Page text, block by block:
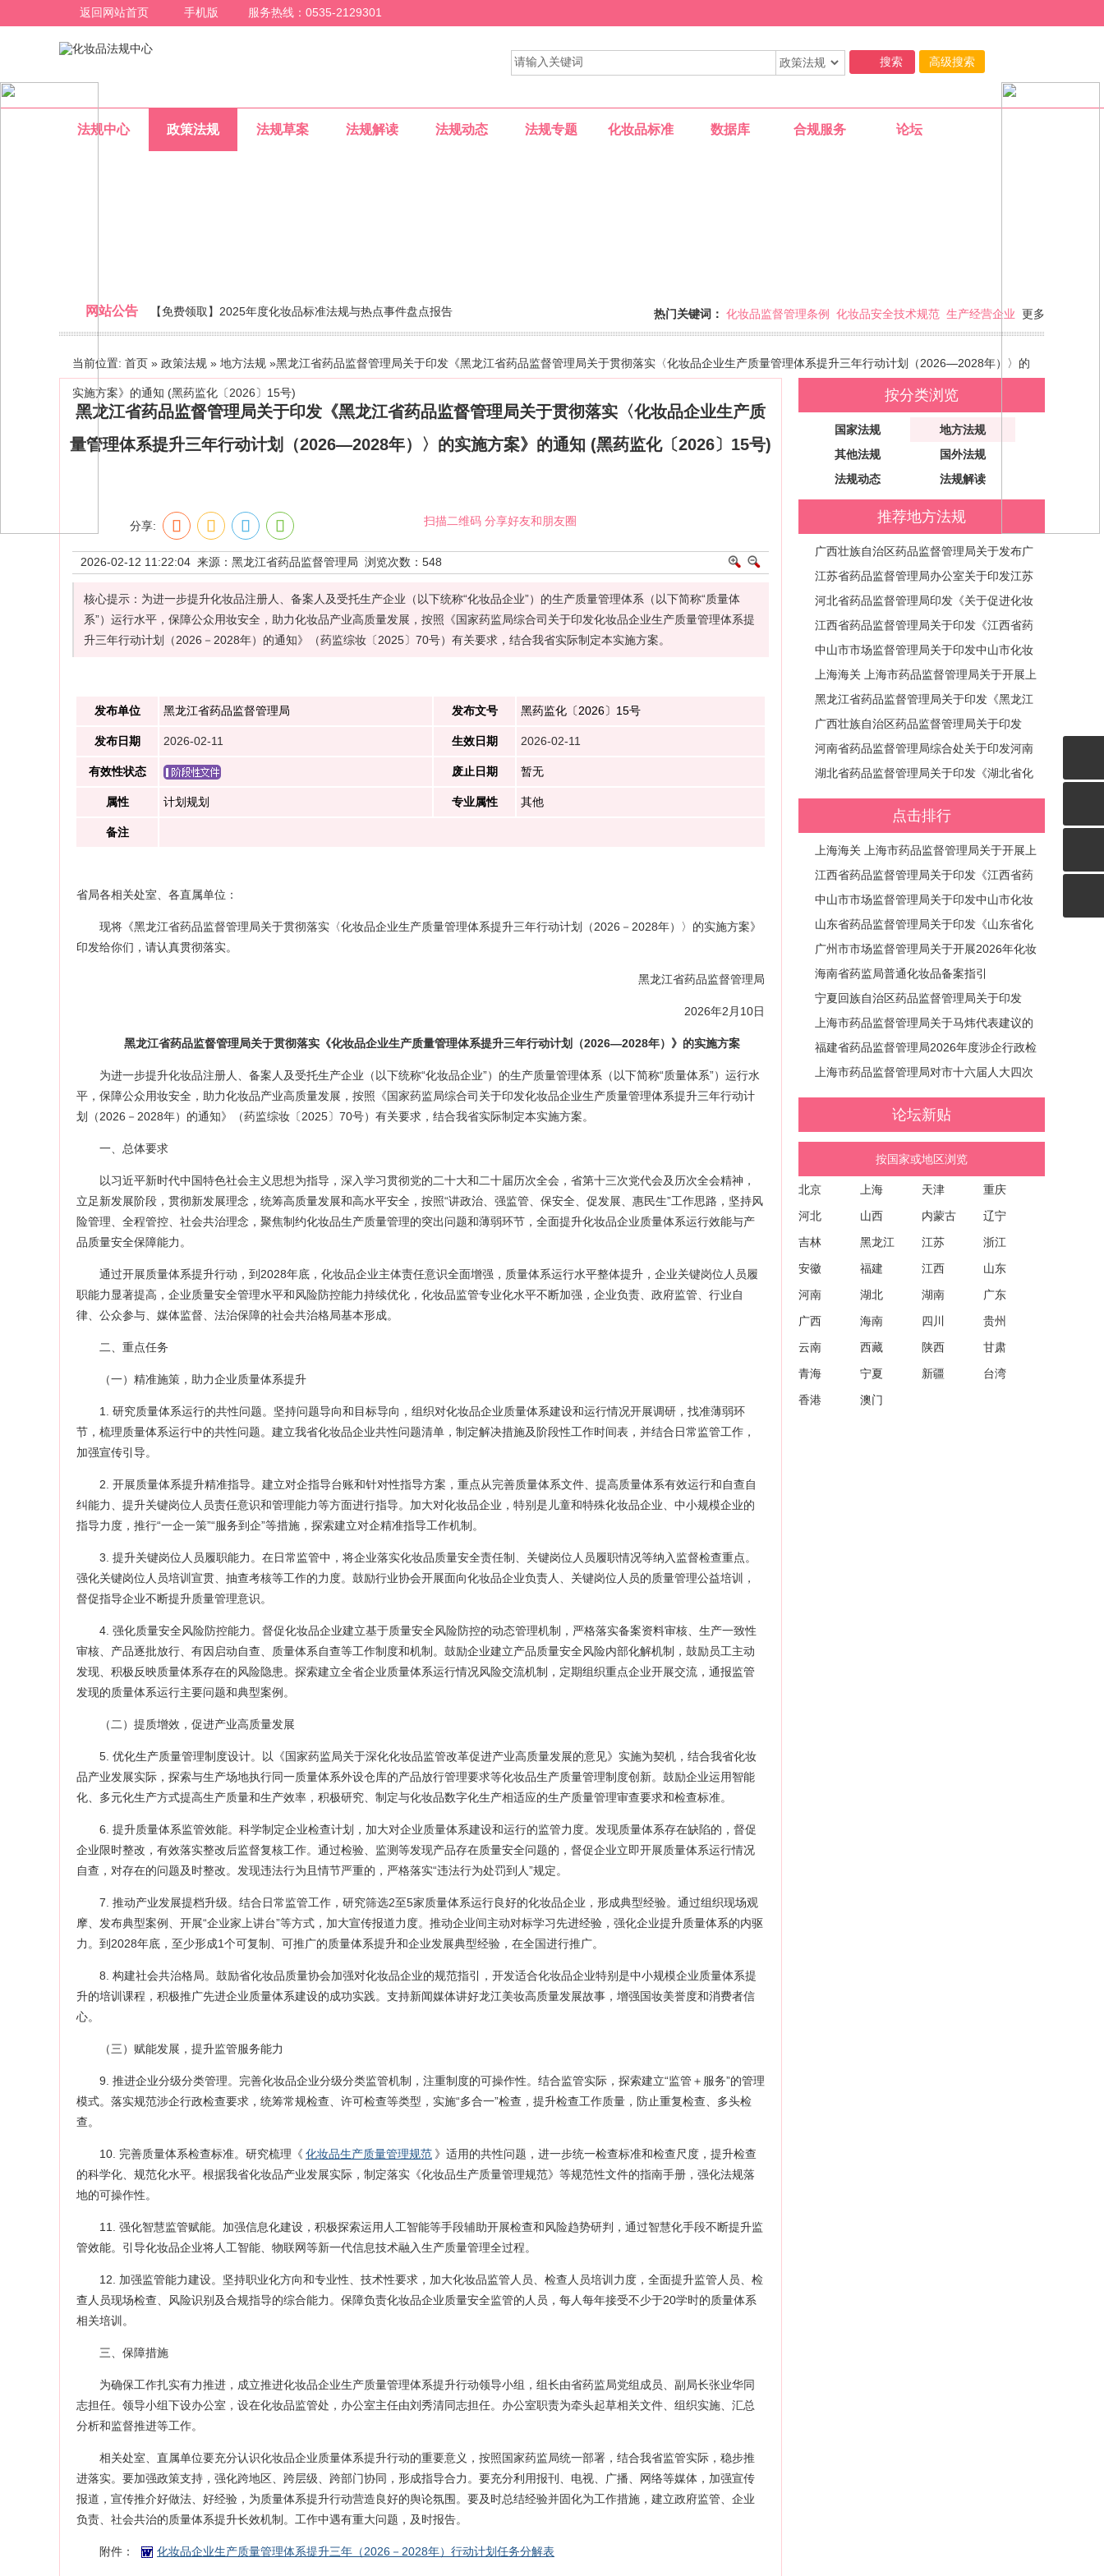
返回网站首页 手机版 服务热线：0535-2129301
高级搜索
法规中心 政策法规 法规草案 法规解读 法规动态 法规专题 化妆品标准 数据库 合规服务 论坛
网站公告 02-25
【免费领取】2025年度化妆品标准法规与热点事件盘点报告 热门关键词： 化妆品监督管理条例 化妆品安全技术规范 生产经营企业 更多
当前位置: 首页 » 政策法规 » 地方法规 »黑龙江省药品监督管理局关于印发《黑龙江省药品监督管理局关于贯彻落实〈化妆品企业生产质量管理体系提升三年行动计划（2026—2028年）〉的
实施方案》的通知 (黑药监化〔2026〕15号)
黑龙江省药品监督管理局关于印发《黑龙江省药品监督管理局关于贯彻落实〈化妆品企业生产质
量管理体系提升三年行动计划（2026—2028年）〉的实施方案》的通知 (黑药监化〔2026〕15号)
分享: 扫描二维码 分享好友和朋友圈
2026-02-12 11:22:04 来源： 黑龙江省药品监督管理局 浏览次数： 548
核心提示：为进一步提升化妆品注册人、备案人及受托生产企业（以下统称“化妆品企业”）的生产质量管理体系（以下简称“质量体
系”）运行水平，保障公众用妆安全，助力化妆品产业高质量发展，按照《国家药监局综合司关于印发化妆品企业生产质量管理体系提
升三年行动计划（2026－2028年）的通知》（药监综妆〔2025〕70号）有关要求，结合我省实际制定本实施方案。
发布单位 黑龙江省药品监督管理局 发布文号 黑药监化〔2026〕15号
发布日期 2026-02-11 生效日期 2026-02-11
有效性状态 废止日期 暂无
属性 计划规划 专业属性 其他
备注
省局各相关处室、各直属单位：
现将《黑龙江省药品监督管理局关于贯彻落实〈化妆品企业生产质量管理体系提升三年行动计划（2026－2028年）〉的实施方案》
印发给你们，请认真贯彻落实。
黑龙江省药品监督管理局
2026年2月10日
黑龙江省药品监督管理局关于贯彻落实《化妆品企业生产质量管理体系提升三年行动计划（2026—2028年）》的实施方案
为进一步提升化妆品注册人、备案人及受托生产企业（以下统称“化妆品企业”）的生产质量管理体系（以下简称“质量体系”）运行水
平，保障公众用妆安全，助力化妆品产业高质量发展，按照《国家药监局综合司关于印发化妆品企业生产质量管理体系提升三年行动计
划（2026－2028年）的通知》（药监综妆〔2025〕70号）有关要求，结合我省实际制定本实施方案。
一、总体要求
以习近平新时代中国特色社会主义思想为指导，深入学习贯彻党的二十大和二十届历次全会，省第十三次党代会及历次全会精神，
立足新发展阶段，贯彻新发展理念，统筹高质量发展和高水平安全，按照“讲政治、强监管、保安全、促发展、惠民生”工作思路，坚持风
险管理、全程管控、社会共治理念，聚焦制约化妆品生产质量管理的突出问题和薄弱环节，全面提升化妆品企业质量体系运行效能与产
品质量安全保障能力。
通过开展质量体系提升行动，到2028年底，化妆品企业主体责任意识全面增强，质量体系运行水平整体提升，企业关键岗位人员履
职能力显著提高，企业质量安全管理水平和风险防控能力持续优化，化妆品监管专业化水平不断加强，企业负责、政府监管、行业自
律、公众参与、媒体监督、法治保障的社会共治格局基本形成。
二、重点任务
（一）精准施策，助力企业质量体系提升
1. 研究质量体系运行的共性问题。坚持问题导向和目标导向，组织对化妆品企业质量体系建设和运行情况开展调研，找准薄弱环
节，梳理质量体系运行中的共性问题。建立我省化妆品企业共性问题清单，制定解决措施及阶段性工作时间表，并结合日常监管工作，
加强宣传引导。
2. 开展质量体系提升精准指导。建立对企指导台账和针对性指导方案，重点从完善质量体系文件、提高质量体系有效运行和自查自
纠能力、提升关键岗位人员责任意识和管理能力等方面进行指导。加大对化妆品企业，特别是儿童和特殊化妆品企业、中小规模企业的
指导力度，推行“一企一策”“服务到企”等措施，探索建立对企精准指导工作机制。
3. 提升关键岗位人员履职能力。在日常监管中，将企业落实化妆品质量安全责任制、关键岗位人员履职情况等纳入监督检查重点。
强化关键岗位人员培训宣贯、抽查考核等工作的力度。鼓励行业协会开展面向化妆品企业负责人、关键岗位人员的质量管理公益培训，
督促指导企业不断提升质量管理意识。
4. 强化质量安全风险防控能力。督促化妆品企业建立基于质量安全风险防控的动态管理机制，严格落实备案资料审核、生产一致性
审核、产品逐批放行、有因启动自查、质量体系自查等工作制度和机制。鼓励企业建立产品质量安全风险内部化解机制，鼓励员工主动
发现、积极反映质量体系存在的风险隐患。探索建立全省企业质量体系运行情况风险交流机制，定期组织重点企业开展交流，通报监管
发现的质量体系运行主要问题和典型案例。
（二）提质增效，促进产业高质量发展
5. 优化生产质量管理制度设计。以《国家药监局关于深化化妆品监管改革促进产业高质量发展的意见》实施为契机，结合我省化妆
品产业发展实际，探索与生产场地执行同一质量体系外设仓库的产品放行管理要求等化妆品生产质量管理制度创新。鼓励企业运用智能
化、多元化生产方式提高生产质量和生产效率，积极研究、制定与化妆品数字化生产相适应的生产质量管理审查要求和检查标准。
6. 提升质量体系监管效能。科学制定企业检查计划，加大对企业质量体系建设和运行的监管力度。发现质量体系存在缺陷的，督促
企业限时整改，有效落实整改后监督复核工作。通过检验、监测等发现产品存在质量安全问题的，督促企业立即开展质量体系运行情况
自查，对存在的问题及时整改。发现违法行为且情节严重的，严格落实“违法行为处罚到人”规定。
7. 推动产业发展提档升级。结合日常监管工作，研究筛选2至5家质量体系运行良好的化妆品企业，形成典型经验。通过组织现场观
摩、发布典型案例、开展“企业家上讲台”等方式，加大宣传报道力度。推动企业间主动对标学习先进经验，强化企业提升质量体系的内驱
力。到2028年底，至少形成1个可复制、可推广的质量体系提升和企业发展典型经验，在全国进行推广。
8. 构建社会共治格局。鼓励省化妆品质量协会加强对化妆品企业的规范指引，开发适合化妆品企业特别是中小规模企业质量体系提
升的培训课程，积极推广先进企业质量体系建设的成功实践。支持新闻媒体讲好龙江美妆高质量发展故事，增强国妆美誉度和消费者信
心。
（三）赋能发展，提升监管服务能力
9. 推进企业分级分类管理。完善化妆品企业分级分类监管机制，注重制度的可操作性。结合监管实际，探索建立“监管＋服务”的管理
模式。落实规范涉企行政检查要求，统筹常规检查、许可检查等类型，实施“多合一”检查，提升检查工作质量，防止重复检查、多头检
查。
10. 完善质量体系检查标准。研究梳理《 化妆品生产质量管理规范 》适用的共性问题，进一步统一检查标准和检查尺度，提升检查
的科学化、规范化水平。根据我省化妆品产业发展实际，制定落实《化妆品生产质量管理规范》等规范性文件的指南手册，强化法规落
地的可操作性。
11. 强化智慧监管赋能。加强信息化建设，积极探索运用人工智能等手段辅助开展检查和风险趋势研判，通过智慧化手段不断提升监
管效能。引导化妆品企业将人工智能、物联网等新一代信息技术融入生产质量管理全过程。
12. 加强监管能力建设。坚持职业化方向和专业性、技术性要求，加大化妆品监管人员、检查人员培训力度，全面提升监管人员、检
查人员现场检查、风险识别及合规指导的综合能力。保障负责化妆品企业质量安全监管的人员，每人每年接受不少于20学时的质量体系
相关培训。
三、保障措施
为确保工作扎实有力推进，成立推进化妆品企业生产质量管理体系提升行动领导小组，组长由省药监局党组成员、副局长张业华同
志担任。领导小组下设办公室，设在化妆品监管处，办公室主任由刘秀清同志担任。办公室职责为牵头起草相关文件、组织实施、汇总
分析和监督推进等工作。
相关处室、直属单位要充分认识化妆品企业质量体系提升行动的重要意义，按照国家药监局统一部署，结合我省监管实际，稳步推
进落实。要加强政策支持，强化跨地区、跨层级、跨部门协同，形成指导合力。要充分利用报刊、电视、广播、网络等媒体，加强宣传
报道，宣传推介好做法、好经验，为质量体系提升行动营造良好的舆论氛围。要及时总结经验并固化为工作措施，建立政府监管、企业
负责、社会共治的质量体系提升长效机制。工作中遇有重大问题，及时报告。
附件： 化妆品企业生产质量管理体系提升三年（2026－2028年）行动计划任务分解表
按分类浏览
国家法规
地方法规
其他法规
国外法规
法规动态
法规解读
推荐地方法规
广西壮族自治区药品监督管理局关于发布广
西壮族自治区药械妆监管相对人主体责任清
单的通告 (通告〔2026〕21号)
江苏省药品监督管理局办公室关于印发江苏
省化妆品生产质量管理三年提升行动方案的
通知 (苏药监办妆〔2026〕42号)
河北省药品监督管理局印发《关于促进化妆
品产业高质量发展的若干措施》的通知 (冀
药监妆函〔2026〕325号)
江西省药品监督管理局关于印发《江西省药
品监管领域减轻行政处罚和不予行政处罚实
施办法》的通知 (赣药监规〔2026〕5号)
中山市市场监督管理局关于印发中山市化妆
品企业生产质量管理体系提升三年行动方案
（2026—2028年）的通知 (中市监〔202
6〕119号)
上海海关 上海市药品监督管理局关于开展上
海市进口化妆品电子标签试点工作有关事宜
的公告
黑龙江省药品监督管理局关于印发《黑龙江
省药品监督管理局关于支持化妆品产业高质
量发展若干举措》的通知 (黑药监规〔202
6〕2号)
广西壮族自治区药品监督管理局关于印发
《广西壮族自治区药品监管行政处罚裁量基
准》《广西壮族自治区医疗器械监管行政处
罚裁量基准》《广西壮族自治区化妆品监管
行政处罚裁量基准》的通知 (桂药监规〔202
6〕1号)
河南省药品监督管理局综合处关于印发河南
省化妆品企业生产质量管理体系提升三年行
动方案（2026-2028年）的通知 (豫药监综
妆〔2026〕15号)
湖北省药品监督管理局关于印发《湖北省化
妆品生产经营企业质量管理体系提升三年行
动计划实施方案（2026-2028年）》的通知
(鄂药监发〔2026〕1号)
点击排行
上海海关 上海市药品监督管理局关于开展上
海市进口化妆品电子标签试点工作有关事宜
的公告
江西省药品监督管理局关于印发《江西省药
品监管领域减轻行政处罚和不予行政处罚实
施办法》的通知 (赣药监规〔2026〕5号)
中山市市场监督管理局关于印发中山市化妆
品企业生产质量管理体系提升三年行动方案
（2026—2028年）的通知 (中市监〔202
6〕119号)
山东省药品监督管理局关于印发《山东省化
妆品企业生产质量管理体系提升三年行动计
划实施方案》的通知
广州市市场监督管理局关于开展2026年化妆
品生产企业质量管理体系自查工作的通知
海南省药监局普通化妆品备案指引
宁夏回族自治区药品监督管理局关于印发
《宁夏化妆品企业生产质量管理体系提升三
年行动实施方案（2026—2028年）》的通
知
上海市药品监督管理局关于马炜代表建议的
答复|关于以“风险分级+数字赋能”优化进口
化妆品留样制度，减轻企业负担的建议 (沪
药监建议〔2026〕45号)
福建省药品监督管理局2026年度涉企行政检
查计划表
上海市药品监督管理局对市十六届人大四次
会议第0448号代表建议的答复|关于以标准
与标识创新推动上海“医研共创”化妆品高质
量发展的建议 (沪药监建议〔2026〕53号)
论坛新贴
按国家或地区浏览
北京 上海 天津
重庆
河北
山西 内蒙古
辽宁
吉林
黑龙江 江苏
浙江
安徽
福建 江西
山东
河南
湖北 湖南
广东
广西
海南 四川
贵州
云南
西藏 陕西
甘肃
青海
宁夏 新疆
台湾
香港
澳门